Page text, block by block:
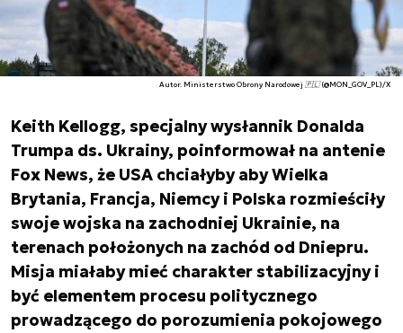
Autor. Ministerstwo Obrony Narodowej 🇵🇱 (@MON_GOV_PL)/X
Keith Kellogg, specjalny wysłannik Donalda
Trumpa ds. Ukrainy, poinformował na antenie
Fox News, że USA chciałyby aby Wielka
Brytania, Francja, Niemcy i Polska rozmieściły
swoje wojska na zachodniej Ukrainie, na
terenach położonych na zachód od Dniepru.
Misja miałaby mieć charakter stabilizacyjny i
być elementem procesu politycznego
prowadzącego do porozumienia pokojowego